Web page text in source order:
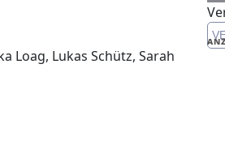
Loag, Lukas Schütz, Sarah